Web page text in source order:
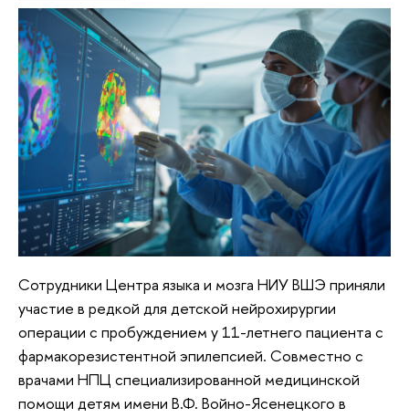
Сотрудники Центра языка и мозга НИУ ВШЭ приняли
участие в редкой для детской нейрохирургии
операции с пробуждением у 11-летнего пациента с
фармакорезистентной эпилепсией. Совместно с
врачами НПЦ специализированной медицинской
помощи детям имени В.Ф. Войно-Ясенецкого в